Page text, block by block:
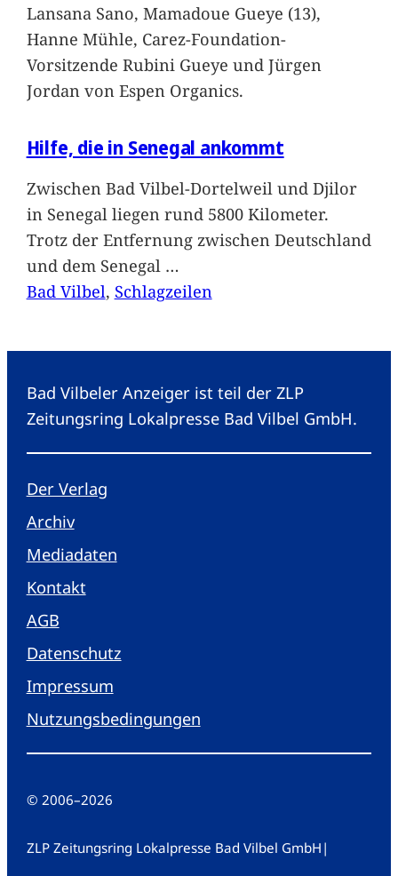
Lansana Sano, Mamadoue Gueye (13),
Hanne Mühle, Carez-Foundation-
Vorsitzende Rubini Gueye und Jürgen
Jordan von Espen Organics.
Hilfe, die in Senegal ankommt
Zwischen Bad Vilbel-Dortelweil und Djilor
in Senegal liegen rund 5800 Kilometer.
Trotz der Entfernung zwischen Deutschland
und dem Senegal …
Bad Vilbel, Schlagzeilen
Bad Vilbeler Anzeiger ist teil der ZLP
Zeitungsring Lokalpresse Bad Vilbel GmbH.
Der Verlag
Archiv
Mediadaten
Kontakt
AGB
Datenschutz
Impressum
Nutzungsbedingungen
© 2006–2026
ZLP Zeitungsring Lokalpresse Bad Vilbel GmbH |